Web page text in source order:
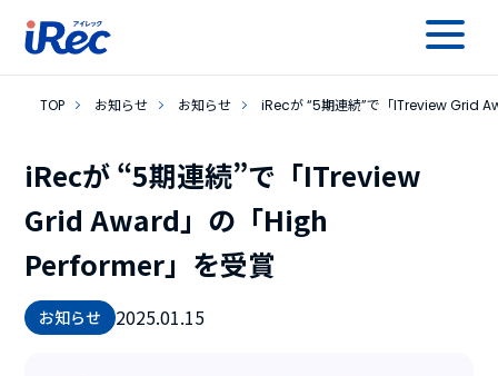
TOP お知らせ お知らせ iRecが “5期連続”で「ITreview Grid
iRecが “5期連続”で「ITreview
Grid Award」の「High
Performer」を受賞
お知らせ 2025.01.15